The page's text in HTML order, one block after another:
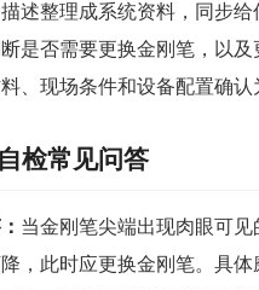
述整理成系统资料，同步
是否需要更换金刚笔，以
、现场条件和设备配置确认
检常见问答
当金刚笔尖端出现肉眼可
，此时应更换金刚笔。具